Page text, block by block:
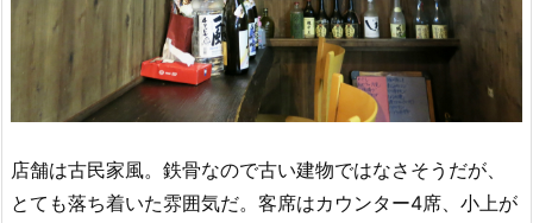
店舗は古民家風。鉄骨なので古い建物ではなさそうだが、
とても落ち着いた雰囲気だ。客席はカウンター4席、小上が